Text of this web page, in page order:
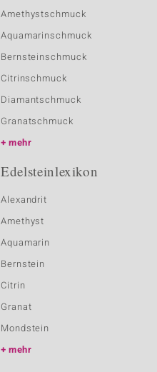
Amethystschmuck
Aquamarinschmuck
Bernsteinschmuck
Citrinschmuck
Diamantschmuck
Granatschmuck
mehr
Edelsteinlexikon
Alexandrit
Amethyst
Aquamarin
Bernstein
Citrin
Granat
Mondstein
mehr